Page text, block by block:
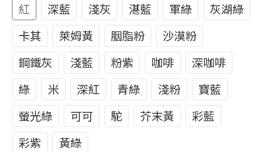
紅 深藍 淺灰 湛藍 軍綠
灰湖綠
卡其
萊姆黃 胭脂粉
沙漠粉
鋼鐵灰
淺藍 粉紫 咖啡
深咖啡
綠
米 深紅 青綠 淺粉
寶藍
螢光綠
可可 駝 芥末黃
彩藍
彩紫
黃綠